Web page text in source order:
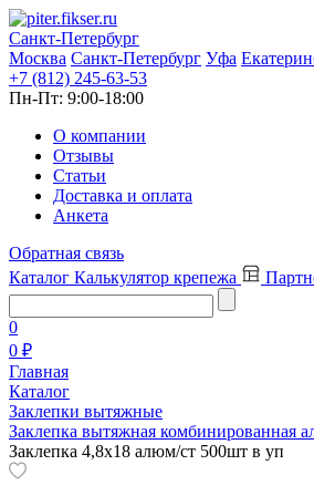
Санкт-Петербург
Москва Санкт-Петербург Уфа
+7 (812) 245-63-53
Пн-Пт: 9:00-18:00
О компании
Отзывы
Статьи
Доставка и оплата
Анкета
Обратная связь
Каталог Калькулятор крепежа
0
0 ₽
Главная
Каталог
Заклепки вытяжные
Заклепка вытяжная комбинированная
Заклепка 4,8х18 алюм/ст 500шт в уп